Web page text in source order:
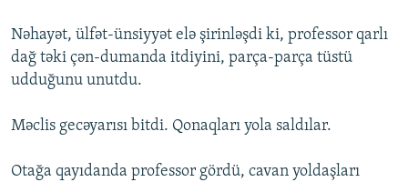
Nəhayət, ülfət-ünsiyyət elə şirinləşdi ki, professor qarlı
dağ təki çən-dumanda itdiyini, parça-parça tüstü
udduğunu unutdu.
Məclis gecəyarısı bitdi. Qonaqları yola saldılar.
Otağa qayıdanda professor gördü, cavan yoldaşları